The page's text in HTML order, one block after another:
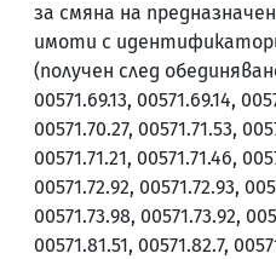
за смяна на
имоти с идентификатори:
(получен след
00571.69.13, 00571.69.14,
00571.70.27, 00571.71.53,
00571.71.21, 00571.71.46,
00571.72.92, 00571.72.93,
00571.73.98, 00571.73.92,
00571.81.51, 00571.82.7,